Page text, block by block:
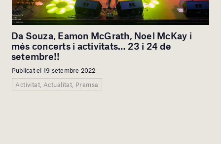
Da Souza, Eamon McGrath, Noel McKay i
més concerts i activitats… 23 i 24 de
setembre!!
Publicat el 19 setembre 2022
Activitat, Actualitat, Premsa